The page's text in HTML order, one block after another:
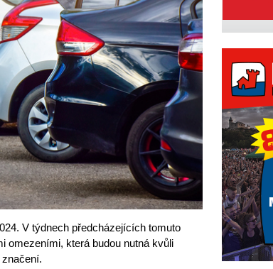
V týdnech předcházejících tomuto
omezeními, která budou nutná kvůli